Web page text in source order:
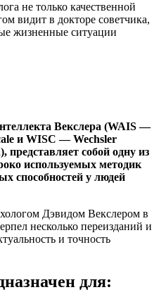
не только качественной
видит в докторе советчика,
жизненные ситуации
Векслера (WAIS —
и WISC — Wechsler
представляет собой одну из
используемых методик
способностей у людей
Дэвидом Векслером в
несколько переизданий и
и точность
для: